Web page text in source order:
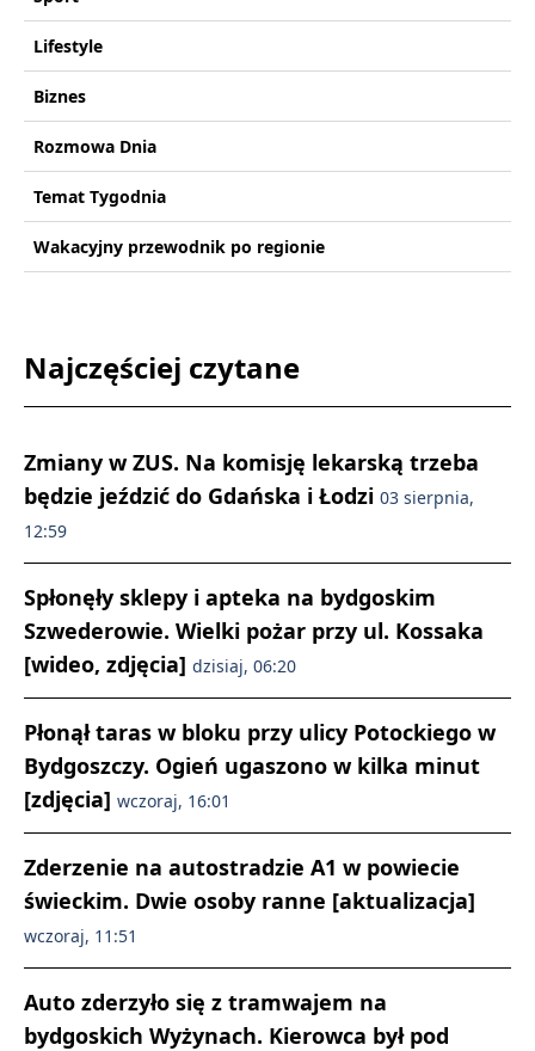
Lifestyle
Biznes
Rozmowa Dnia
Temat Tygodnia
Wakacyjny przewodnik po regionie
Najczęściej czytane
Zmiany w ZUS. Na komisję lekarską trzeba
będzie jeździć do Gdańska i Łodzi 03 sierpnia,
12:59
Spłonęły sklepy i apteka na bydgoskim
Szwederowie. Wielki pożar przy ul. Kossaka
[wideo, zdjęcia] dzisiaj, 06:20
Płonął taras w bloku przy ulicy Potockiego w
Bydgoszczy. Ogień ugaszono w kilka minut
[zdjęcia] wczoraj, 16:01
Zderzenie na autostradzie A1 w powiecie
świeckim. Dwie osoby ranne [aktualizacja]
wczoraj, 11:51
Auto zderzyło się z tramwajem na
bydgoskich Wyżynach. Kierowca był pod